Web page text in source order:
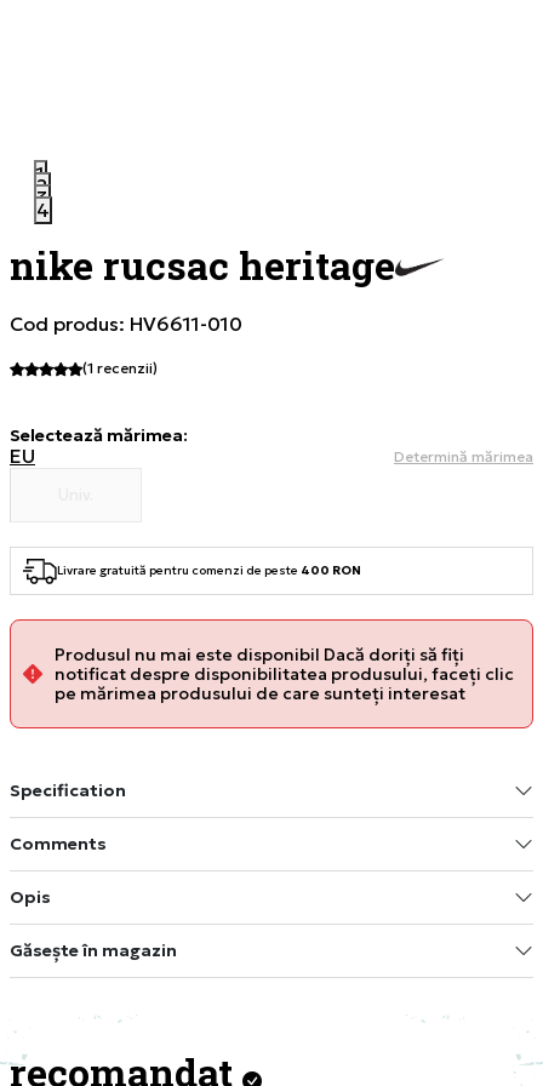
1
2
3
4
nike rucsac heritage
Cod produs: HV6611-010
(1 recenzii)
Selectează mărimea:
EU Determină mărimea
Livrare gratuită pentru comenzi de peste 400 RON
Produsul nu mai este disponibil Dacă doriți să fiți
notificat despre disponibilitatea produsului, faceți clic
pe mărimea produsului de care sunteți interesat
Specification
Comments
Opis
Găsește în magazin
recomandat